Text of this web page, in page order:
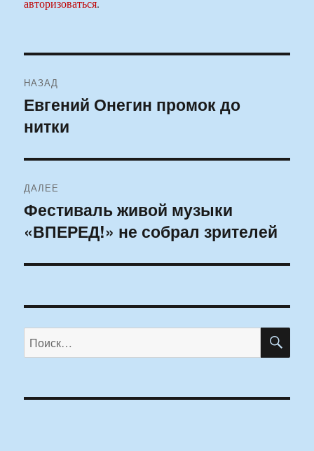
по
записям
НАЗАД
Предыдущая
запись:
Евгений Онегин промок до
нитки
ДАЛЕЕ
Следующая
запись:
Фестиваль живой музыки
«ВПЕРЕД!» не собрал зрителей
Искать: